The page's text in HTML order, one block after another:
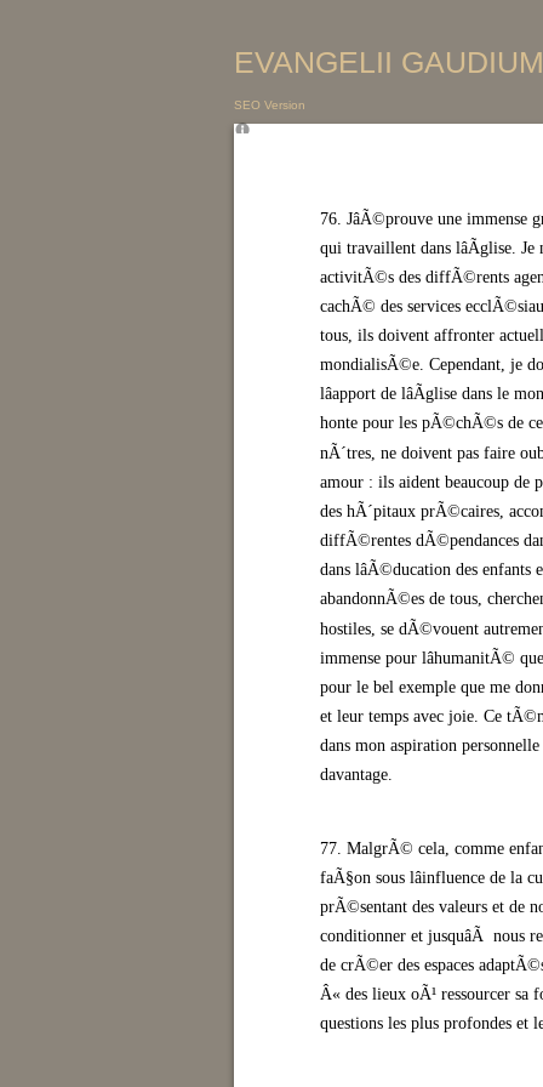
EVANGELII
76. JâÃ©prouve une immense
qui travaillent dans lâÃglise.
activitÃ©s des diffÃ©rents
cachÃ© des services
tous, ils doivent affronter
mondialisÃ©e. Cependant, je
lâapport de lâÃglise dans le
honte pour les pÃ©chÃ©s de
nÃ´tres, ne doivent pas faire
amour : ils aident beaucoup de
des hÃ´pitaux prÃ©caires,
diffÃ©rentes dÃ©pendances
dans lâÃ©ducation des
abandonnÃ©es de tous,
hostiles, se dÃ©vouent
immense pour lâhumanitÃ©
pour le bel exemple que me
et leur temps avec joie. Ce
dans mon aspiration
davantage.
77. MalgrÃ© cela, comme
faÃ§on sous lâinfluence de la
prÃ©sentant des valeurs et de
conditionner et jusquâÃ nous
de crÃ©er des espaces
Â« des lieux oÃ¹ ressourcer
questions les plus profondes et
SEO Version